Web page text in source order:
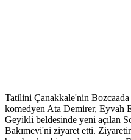
Tatilini Çanakkale'nin
komedyen Ata Demirer, Eyvah
Geyikli beldesinde yeni açılan
Bakımevi'ni ziyaret etti.